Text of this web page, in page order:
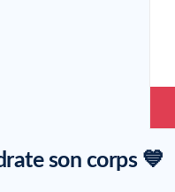
son corps 💙